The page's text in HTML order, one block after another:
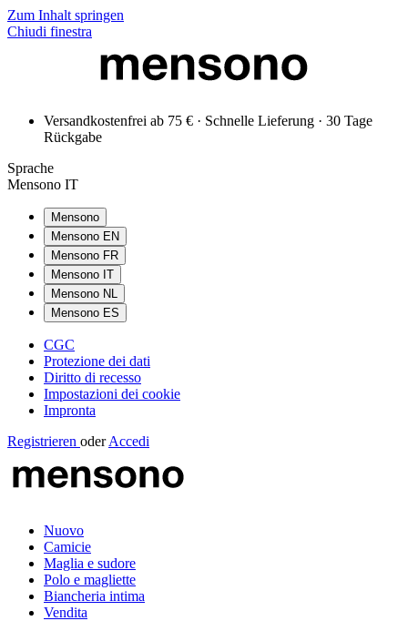
Zum Inhalt springen
Chiudi finestra
Versandkostenfrei ab 75 € · Schnelle Lieferung · 30 Tage
Rückgabe
Sprache
Mensono IT
Mensono
Mensono EN
Mensono FR
Mensono IT
Mensono NL
Mensono ES
CGC
Protezione dei dati
Diritto di recesso
Impostazioni dei cookie
Impronta
Registrieren oder Accedi
Nuovo
Camicie
Maglia e sudore
Polo e magliette
Biancheria intima
Vendita